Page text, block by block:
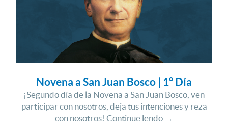
Novena a San Juan Bosco | 1º Día
¡Segundo día de la Novena a San Juan Bosco, ven
participar con nosotros, deja tus intenciones y reza
con nosotros! Continue lendo →